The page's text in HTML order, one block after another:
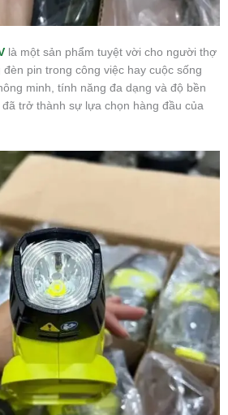
là một sản phẩm tuyệt vời cho người thợ
pin trong công việc hay cuộc sống
minh, tính năng đa dạng và độ bền
đã trở thành sự lựa chọn hàng đầu của